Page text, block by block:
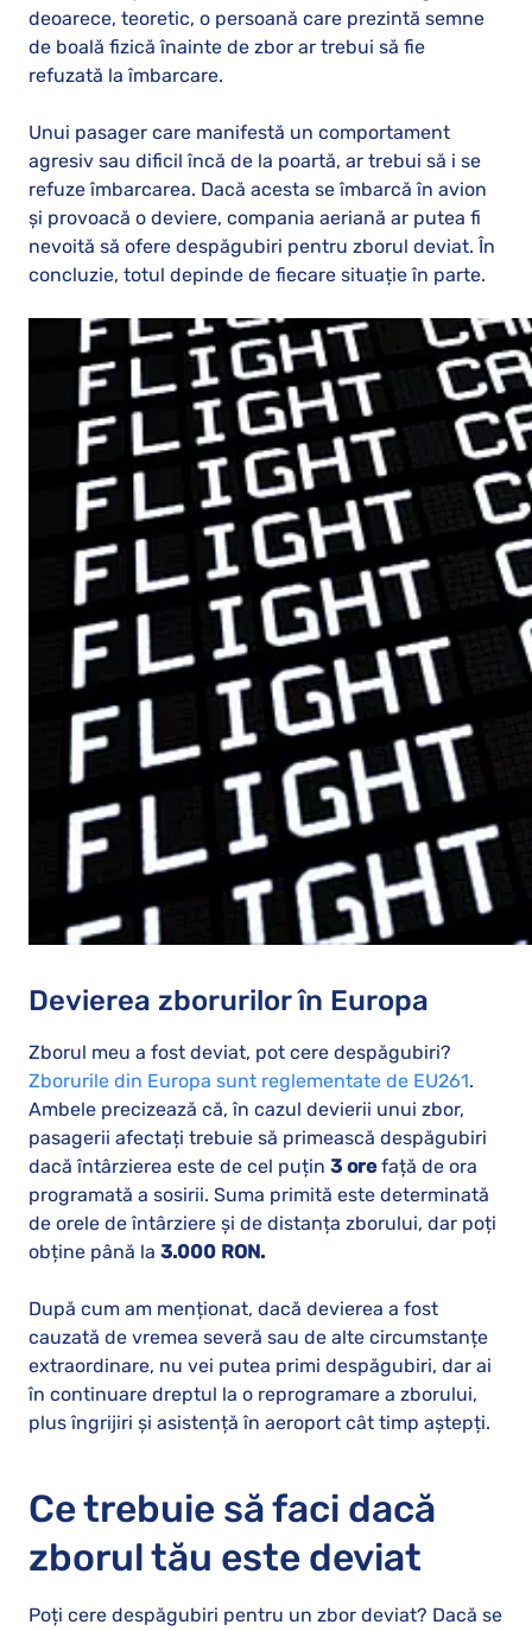
deoarece, teoretic, o persoană care prezintă semne
de boală fizică înainte de zbor ar trebui să fie
refuzată la îmbarcare.
Unui pasager care manifestă un comportament
agresiv sau dificil încă de la poartă, ar trebui să i se
refuze îmbarcarea. Dacă acesta se îmbarcă în avion
și provoacă o deviere, compania aeriană ar putea fi
nevoită să ofere despăgubiri pentru zborul deviat. În
concluzie, totul depinde de fiecare situație în parte.
Devierea zborurilor în Europa
Zborul meu a fost deviat, pot cere despăgubiri?
Zborurile din Europa sunt reglementate de EU261.
Ambele precizează că, în cazul devierii unui zbor,
pasagerii afectați trebuie să primească despăgubiri
dacă întârzierea este de cel puțin 3 orefață de ora
programată a sosirii. Suma primită este determinată
de orele de întârziere și de distanța zborului, dar poți
obține până la 3.000 RON.
După cum am menționat, dacă devierea a fost
cauzată de vremea severă sau de alte circumstanțe
extraordinare, nu vei putea primi despăgubiri, dar ai
în continuare dreptul la o reprogramare a zborului,
plus îngrijiri și asistență în aeroport cât timp aștepți.
Ce trebuie să faci dacă
zborul tău este deviat
Poți cere despăgubiri pentru un zbor deviat? Dacă se